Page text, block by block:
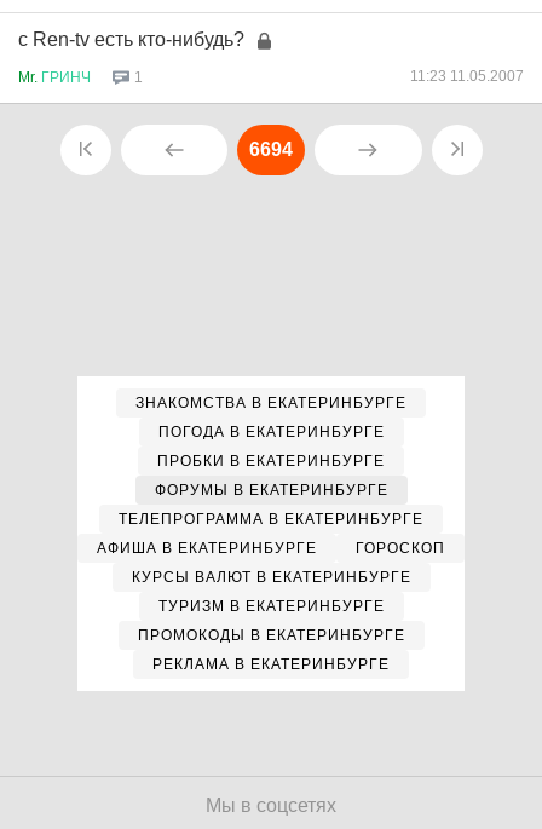
c Ren-tv есть кто-нибудь?
Mr. ГРИНЧ 1 11:23 11.05.2007
6694
ЗНАКОМСТВА В ЕКАТЕРИНБУРГЕ
ПОГОДА В ЕКАТЕРИНБУРГЕ
ПРОБКИ В ЕКАТЕРИНБУРГЕ
ФОРУМЫ В ЕКАТЕРИНБУРГЕ
ТЕЛЕПРОГРАММА В ЕКАТЕРИНБУРГЕ
АФИША В ЕКАТЕРИНБУРГЕ
ГОРОСКОП
КУРСЫ ВАЛЮТ В ЕКАТЕРИНБУРГЕ
ТУРИЗМ В ЕКАТЕРИНБУРГЕ
ПРОМОКОДЫ В ЕКАТЕРИНБУРГЕ
РЕКЛАМА В ЕКАТЕРИНБУРГЕ
Мы в соцсетях